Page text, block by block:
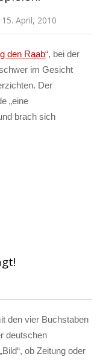
15. April, 2010
den Raab“, bei der
im Gesicht
Der
„eine
brach sich
den vier Buchstaben
deutschen
ob Zeitung oder